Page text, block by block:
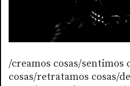
/creamos cosas/sentimos
cosas/retratamos cosas/